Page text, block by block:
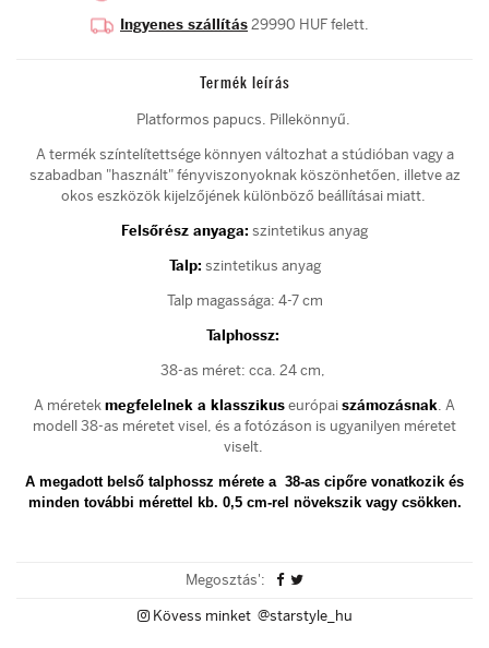
Ingyenes szállítás 29990 HUF felett.
Termék leírás
Platformos papucs. Pillekönnyű.
A termék színtelítettsége könnyen változhat a stúdióban vagy a
szabadban "használt" fényviszonyoknak köszönhetően, illetve az
okos eszközök kijelzőjének különböző beállításai miatt.
Felsőrész anyaga: szintetikus anyag
Talp: szintetikus anyag
Talp magassága: 4-7 cm
Talphossz:
38-as méret: cca. 24 cm,
A méretek megfelelnek a klasszikus európai számozásnak . A
modell 38-as méretet visel, és a fotózáson is ugyanilyen méretet
viselt.
A megadott belső talphossz mérete a 38-as cipőre vonatkozik és
minden további mérettel kb. 0,5 cm-rel növekszik vagy csökken.
Megosztás':
Kövess minket @starstyle_hu